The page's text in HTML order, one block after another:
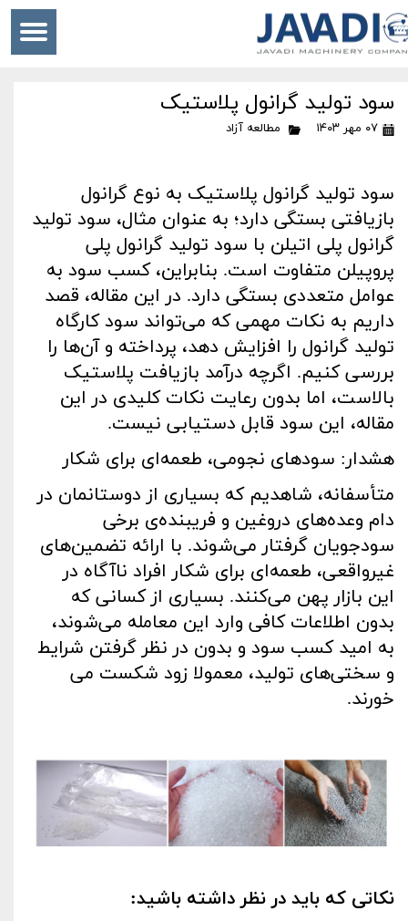
سود تولید گرانول پلاستیک
۰۷ مهر ۱۴۰۳ مطالعه آزاد
سود تولید گرانول پلاستیک به نوع گرانول
بازیافتی بستگی دارد؛ به عنوان مثال، سود تولید
گرانول پلی اتیلن با سود تولید گرانول پلی
پروپیلن متفاوت است. بنابراین، کسب سود به
عوامل متعددی بستگی دارد. در این مقاله، قصد
داریم به نکات مهمی که می‌تواند سود کارگاه
تولید گرانول را افزایش دهد، پرداخته و آن‌ها را
بررسی کنیم. اگرچه درآمد بازیافت پلاستیک
بالاست، اما بدون رعایت نکات کلیدی در این
مقاله، این سود قابل دستیابی نیست.
هشدار: سودهای نجومی، طعمه‌ای برای شکار
متأسفانه، شاهدیم که بسیاری از دوستانمان در
دام وعده‌های دروغین و فریبنده‌ی برخی
سودجویان گرفتار می‌شوند. با ‌ارائه تضمین‌های
غیرواقعی، طعمه‌ای برای شکار افراد ناآگاه در
این بازار پهن می‌کنند. بسیاری از کسانی که
بدون اطلاعات کافی وارد این معامله می‌شوند،
به امید کسب سود و بدون در نظر گرفتن شرایط
و سختی‌های تولید، معمولا زود شکست می
خورند.
نکاتی که باید در نظر داشته باشید: